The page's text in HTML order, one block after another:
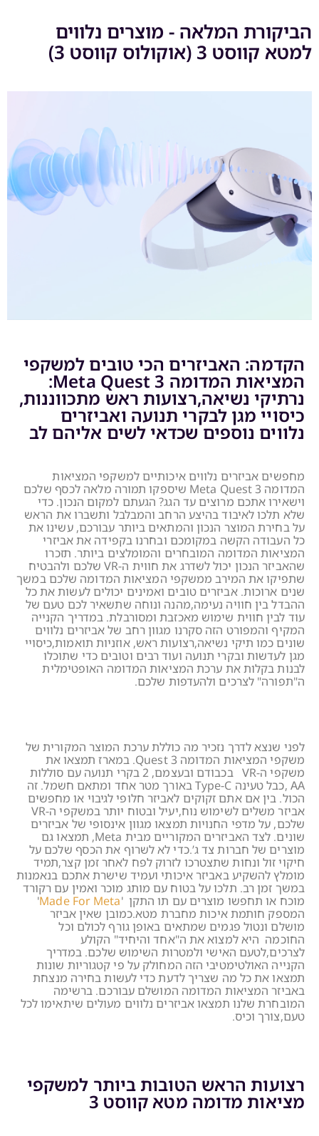
הביקורת המלאה - מוצרים נלווים
למטא קווסט 3 (אוקולוס קווסט 3)
הקדמה: האביזרים הכי טובים למשקפי
המציאות המדומה Meta Quest 3:
נרתיקי נשיאה,רצועות ראש מתכווננות,
כיסויי מגן לבקרי תנועה ואביזרים
נלווים נוספים שכדאי לשים אליהם לב
מחפשים אביזרים נלווים איכותיים למשקפי המציאות
המדומה Meta Quest 3 שיספקו תמורה מלאה לכסף שלכם
וישאירו אתכם מרוצים עד הגג? הגעתם למקום הנכון. כדי
שלא תלכו לאיבוד בהיצע הרחב והמבלבל ותשברו את הראש
על בחירת המוצר הנכון והמתאים ביותר עבורכם, עשינו את
כל העבודה הקשה במקומכם ובחרנו בקפידה את אביזרי
המציאות המדומה המובחרים והמומלצים ביותר. תזכרו
שהאביזר הנכון יכול לשדרג את חווית ה-VR שלכם ולהבטיח
שתפיקו את המירב ממשקפי המציאות המדומה שלכם במשך
שנים ארוכות. אביזרים טובים ואמינים יכולים לעשות את כל
ההבדל בין חוויה נעימה,מהנה ונוחה שתשאיר לכם טעם של
עוד לבין חווית שימוש מאכזבת ומסורבלת. במדריך הקנייה
המקיף והמפורט הזה סקרנו מגוון רחב של אביזרים נלווים
שונים כמו תיקי נשיאה,רצועות ראש, אוזניות תואמות,כיסויי
מגן לעדשות ובקרי תנועה ועוד רבים וטובים כדי שתוכלו
לבנות בקלות את ערכת המציאות המדומה האופטימלית
ה"תפורה" לצרכים ולהעדפות שלכם.
לפני שנצא לדרך נזכיר מה כוללת ערכת המוצר המקורית של
משקפי המציאות המדומה Quest 3. במארז תמצאו את
משקפי ה-VR בכבודם ובעצמם, 2 בקרי תנועה עם סוללות
AA ,כבל טעינה Type-C באורך מטר אחד ומתאם חשמל. זה
הכול. בין אם אתם זקוקים לאביזר חלופי לגיבוי או מחפשים
אביזר משלים לשימוש נוח,יעיל ובטוח יותר במשקפי ה-VR
שלכם, על מדפי החנויות תמצאו מגוון אינסופי של אביזרים
שונים. לצד האביזרים המקוריים מבית Meta, תמצאו גם
מוצרים של חברות צד ג’.כדי לא לשרוף את הכסף שלכם על
חיקוי זול ונחות שתצטרכו לזרוק לפח לאחר זמן קצר,תמיד
מומלץ להשקיע באביזר איכותי ועמיד שישרת אתכם בנאמנות
במשך זמן רב. תלכו על בטוח עם מותג מוכר ואמין עם רקורד
מוכח או תחפשו מוצרים עם תו התקן 'Made For Meta
'
המספק חותמת איכות מחברת מטא.כמובן שאין אביזר
מושלם ונטול פגמים שמתאים באופן גורף לכולם וכל
החוכמה היא למצוא את ה"אחד והיחיד" הקולע
לצרכים,לטעם האישי ולמטרות השימוש שלכם. במדריך
הקנייה האולטימטיבי הזה המחולק על פי קטגוריות שונות
תמצאו את כל מה שצריך לדעת כדי לעשות בחירה מנצחת
באביזר המציאות המדומה המושלם עבורכם. ברשימה
המובחרת שלנו תמצאו אביזרים נלווים מעולים שיתאימו לכל
טעם,צורך וכיס.
רצועות הראש הטובות ביותר למשקפי
מציאות מדומה מטא קווסט 3